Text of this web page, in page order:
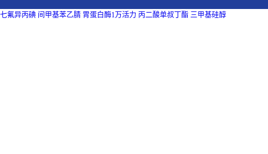
七氟异丙碘 间甲基苯乙腈 胃蛋白酶1万活力 丙二酸单叔丁酯 三甲基硅醇